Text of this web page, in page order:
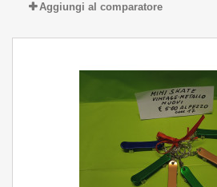
Aggiungi al comparatore